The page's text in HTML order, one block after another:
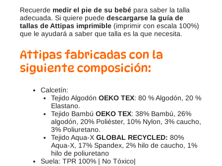
Recuerde medir el pie de su bebé para saber la talla
adecuada. Si quiere puede descargarse la guía de
tallas de Attipas imprimible (imprimir con escala 100%)
que le ayudará a saber que talla es la que necesita.
Attipas fabricadas con la
siguiente composición:
Calcetín:
Tejido Algodón OEKO TEX: 80 % Algodón, 20 %
Elastano.
Tejido Bambú OEKO TEX: 38% Bambú, 26%
algodón, 20% Poliéster, 10% Nylon, 3% caucho,
3% Poliuretano.
Tejido Aqua-X GLOBAL RECYCLED: 80%
Aqua-X, 17% Spandex, 2% hilo de caucho, 1%
hilo de poliuretano
Suela: TPR 100% | No Tóxico|